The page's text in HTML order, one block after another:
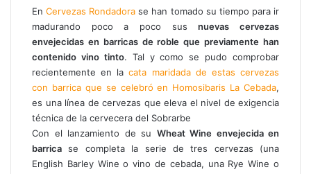
e t e
g
p
p
o
r
c
o
r
EnCervezas Rondadora se han tomado su tiempo para ir
madurando poco a poco susnuevas cervezas
envejecidas en barricas de roble que previamente han
contenido vino tinto. Tal y como se pudo comprobar
recientemente en lacata maridada de estas cervezas
con barrica que se celebró en Homosibaris La Cebada,
es una línea de cervezas que eleva el nivel de exigencia
técnica de la cervecera del Sobrarbe
Con el lanzamiento de su Wheat Wine envejecida en
barrica se completa la serie de tres cervezas (una
English Barley Wine o vino de cebada, una Rye Wine o